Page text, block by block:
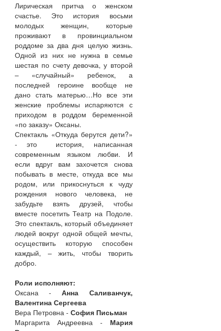
Лирическая притча о женском
счастье. Это история восьми
молодых женщин, которые
проживают в провинциальном
роддоме за два дня целую жизнь.
Одной из них не нужна в семье
шестая по счету девочка, у второй
– «случайный» ребенок, а
последней героине вообще не
дано стать матерью…Но все эти
женские проблемы испаряются с
приходом в роддом беременной
«по заказу» Оксаны.
Спектакль «Откуда берутся дети?»
- это история, написанная
современным языком любви. И
если вдруг вам захочется снова
побывать в месте, откуда все мы
родом, или прикоснуться к чуду
рождения нового человека, не
забудьте взять друзей, чтобы
вместе посетить Театр на Подоле.
Это спектакль, который объединяет
людей вокруг одной общей мечты,
осуществить которую способен
каждый, – жить, чтобы творить
добро.
Роли исполняют:
Оксана -Анна Саливанчук,
Валентина Сергеева
Вера Петровна - София Письман
Маргарита Андреевна - Мария